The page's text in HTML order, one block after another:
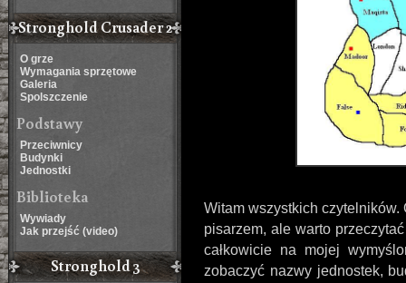
Stronghold Crusader 2
O grze
Wymagania sprzętowe
Galeria
Spolszczenie
Podstawy
Przeciwnicy
Budynki
Jednostki
Biblioteka
Wywiady
Jak przejść (video)
Stronghold 3
Witam wszystkich
pisarzem, ale warto
całkowicie na mojej
zobaczyć nazwy jednostek,